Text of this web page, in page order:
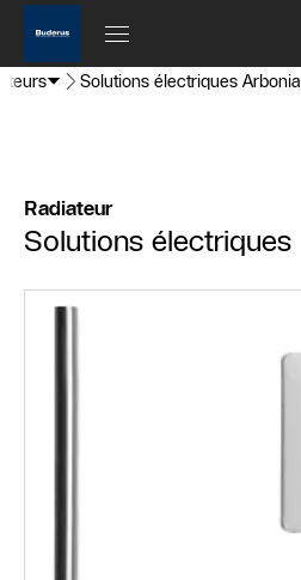
Solutions électriques Arbonia
Radiateur
Solutions électriques